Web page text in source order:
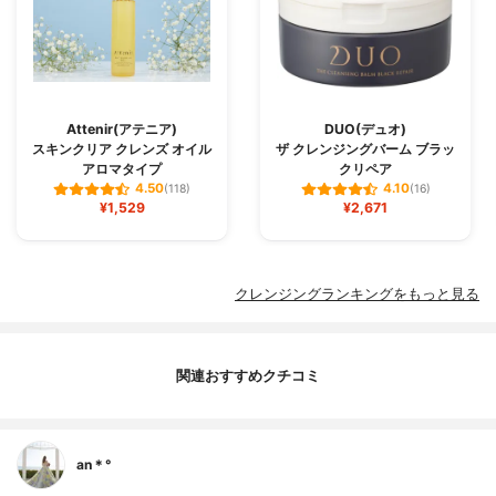
Attenir(アテニア)
スキンクリア クレンズ オイル
アロマタイプ
4.50(118)
¥1,529
DUO(デュオ)
ザ クレンジングバーム ブラッ
クリペア
4.10(16)
¥2,671
クレンジングランキングをもっと見る
関連おすすめクチコミ
an＊°